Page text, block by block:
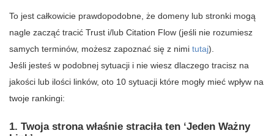
To jest całkowicie prawdopodobne, że domeny lub stronki mogą
nagle zacząć tracić Trust i/lub Citation Flow (jeśli nie rozumiesz
samych terminów, możesz zapoznać się z nimi tutaj).
Jeśli jesteś w podobnej sytuacji i nie wiesz dlaczego tracisz na
jakości lub ilości linków, oto 10 sytuacji które mogły mieć wpływ na
twoje rankingi:
1. Twoja strona właśnie straciła ten ‘Jeden Ważny